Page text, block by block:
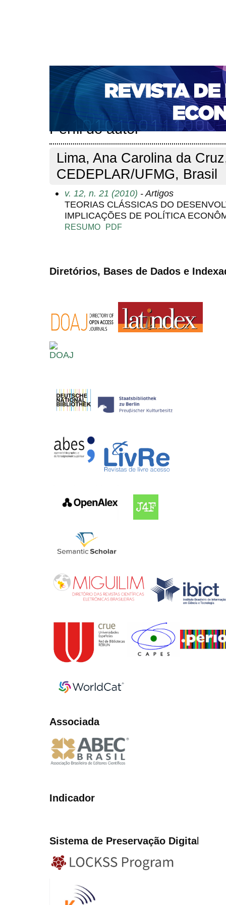
CAPA SOBRE ACESSO CADASTRO
NOTÍCIAS
PORTAL DE REVISTAS DA UNIFACS
BASES DE DADOS E INDEXADORES
Capa Pesquisa >Perfil do autor
Perfil do autor
Lima, Ana Carolina da
CEDEPLAR/UFMG, Brasil
v. 12, n. 21 (2010) - Artigos
TEORIAS CLÁSSICAS DO
IMPLICAÇÕES DE POLÍTICA
RESUMO PDF
Diretórios, Bases de Dados e
Associada
Indicador
Sistema de Preservação Digital